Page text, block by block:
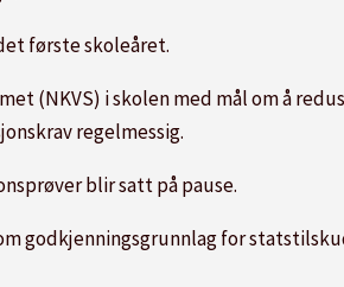
første skoleåret.
(NKVS) i skolen med mål om å
regelmessig.
blir satt på pause.
godkjenningsgrunnlag for